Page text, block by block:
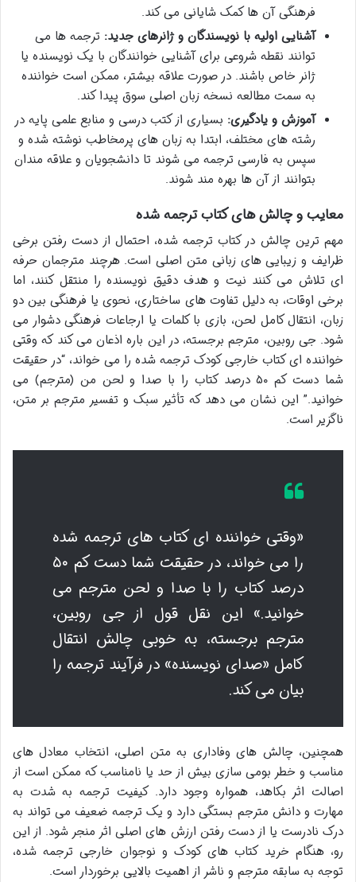
فرهنگی آن ها کمک شایانی می کند.
آشنایی اولیه با نویسندگان و ژانرهای جدید: ترجمه ها می
توانند نقطه شروعی برای آشنایی خوانندگان با یک نویسنده یا
ژانر خاص باشند. در صورت علاقه بیشتر، ممکن است خواننده
به سمت مطالعه نسخه زبان اصلی سوق پیدا کند.
آموزش و یادگیری: بسیاری از کتب درسی و منابع علمی پایه در
رشته های مختلف، ابتدا به زبان های پرمخاطب نوشته شده و
سپس به فارسی ترجمه می شوند تا دانشجویان و علاقه مندان
بتوانند از آن ها بهره مند شوند.
معایب و چالش های کتاب ترجمه شده
مهم ترین چالش در کتاب ترجمه شده، احتمال از دست رفتن برخی
ظرایف و زیبایی های زبانی متن اصلی است. هرچند مترجمان حرفه
ای تلاش می کنند نیت و هدف دقیق نویسنده را منتقل کنند، اما
برخی اوقات، به دلیل تفاوت های ساختاری، نحوی یا فرهنگی بین دو
زبان، انتقال کامل لحن، بازی با کلمات یا ارجاعات فرهنگی دشوار می
شود. جی روبین، مترجم برجسته، در این باره اذعان می کند که وقتی
خواننده ای کتاب خارجی کودک ترجمه شده را می خواند، “در حقیقت
شما دست کم ۵۰ درصد کتاب را با صدا و لحن من (مترجم) می
خوانید.” این نشان می دهد که تأثیر سبک و تفسیر مترجم بر متن،
ناگزیر است.
«وقتی خواننده ای کتاب های ترجمه شده
را می خواند، در حقیقت شما دست کم ۵۰
درصد کتاب را با صدا و لحن مترجم می
خوانید.» این نقل قول از جی روبین،
مترجم برجسته، به خوبی چالش انتقال
کامل «صدای نویسنده» در فرآیند ترجمه را
بیان می کند.
همچنین، چالش های وفاداری به متن اصلی، انتخاب معادل های
مناسب و خطر بومی سازی بیش از حد یا نامناسب که ممکن است از
اصالت اثر بکاهد، همواره وجود دارد. کیفیت ترجمه به شدت به
مهارت و دانش مترجم بستگی دارد و یک ترجمه ضعیف می تواند به
درک نادرست یا از دست رفتن ارزش های اصلی اثر منجر شود. از این
رو، هنگام خرید کتاب های کودک و نوجوان خارجی ترجمه شده،
توجه به سابقه مترجم و ناشر از اهمیت بالایی برخوردار است.